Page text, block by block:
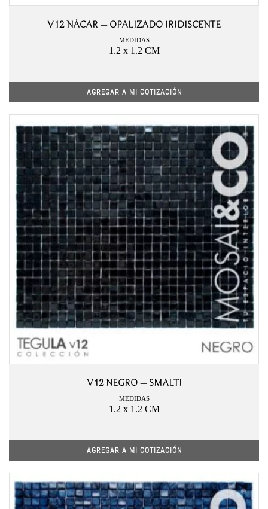
V12 NÁCAR – OPALIZADO IRIDISCENTE
MEDIDAS
1.2 x 1.2 CM
AGREGAR A MI COTIZACIÓN
V12 NEGRO – SMALTI
MEDIDAS
1.2 x 1.2 CM
AGREGAR A MI COTIZACIÓN